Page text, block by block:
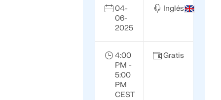
04-
06-
2025
Inglés
4:00
PM -
5:00
PM
CEST
Gratis